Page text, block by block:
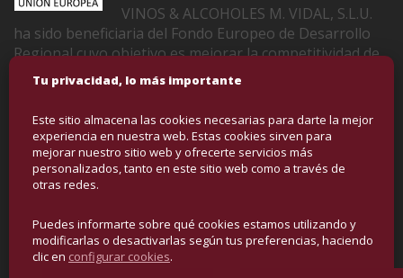
VINOS & ALCOHOLES M. VIDAL, S.L.U.
ha sido beneficiaria del Fondo Europeo de Desarrollo
Regional cuyo objetivo es mejorar la competitividad de
las Pymes y gracias al cual ha puesto en marcha un
Plan de Marketing Digital Internacional con el objetivo
de mejorar su posicionamiento online en mercados
exteriores durante el año 2022-2023. Para ello ha
contado con el apoyo del Programa XPANDE DIGITAL
de la Cámara de Comercio de Castellón
COPYRIGHT © VINOS Y ALCOHOLES | DERECHOS
RESERVADOS
Tu privacidad, lo más importante
Este sitio almacena las cookies necesarias para darte la mejor
experiencia en nuestra web. Estas cookies sirven para
mejorar nuestro sitio web y ofrecerte servicios más
personalizados, tanto en este sitio web como a través de
otras redes.
Puedes informarte sobre qué cookies estamos utilizando y
modificarlas o desactivarlas según tus preferencias, haciendo
clic en configurar cookies.